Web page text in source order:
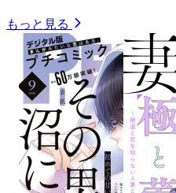
もっと見る